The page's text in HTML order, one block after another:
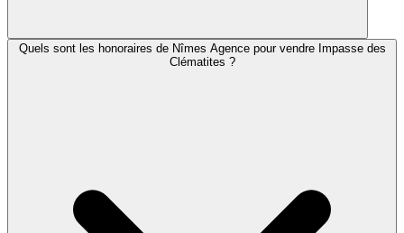
Quels sont les honoraires de Nîmes Agence pour vendre Impasse des
Clématites ?